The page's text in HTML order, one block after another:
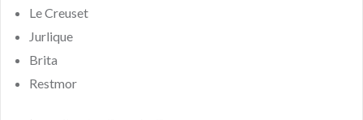
Le Creuset
Jurlique
Brita
Restmor